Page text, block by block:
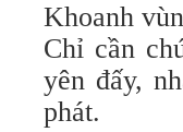
Khoanh
Chỉ cần
yên đấy,
phát.